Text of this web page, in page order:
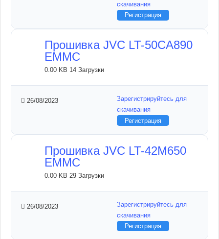
скачивания
Регистрация
Прошивка JVC LT-50CA890
EMMC
0.00 KB 14 Загрузки
26/08/2023
Зарегистрируйтесь для
скачивания
Регистрация
Прошивка JVC LT-42M650
EMMC
0.00 KB 29 Загрузки
26/08/2023
Зарегистрируйтесь для
скачивания
Регистрация